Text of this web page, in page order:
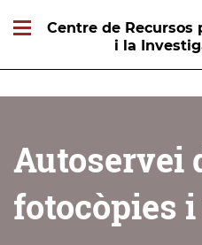
Centre de Recursos
i la
Autoservei
fotocòpies